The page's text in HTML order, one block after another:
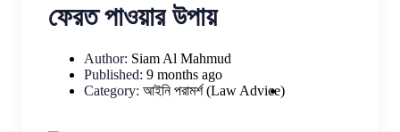
ফেরত পাওয়ার উপায়
Author: Siam Al Mahmud
Published: 9 months ago
Category: আইনি পরামর্শ (Law Advice)